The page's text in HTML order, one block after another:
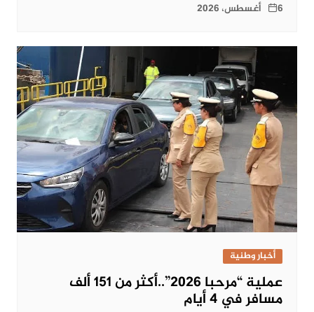
6 أغسطس، 2026
أخبار وطنية
عملية “مرحبا 2026”..أكثر من 151 ألف
مسافر في 4 أيام